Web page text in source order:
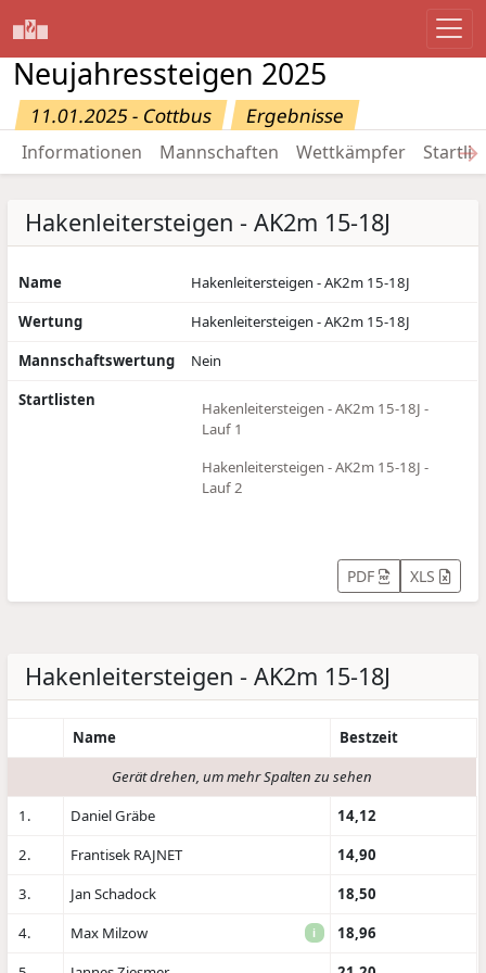
Neujahressteigen 2025
11.01.2025 - Cottbus Ergebnisse
Informationen Mannschaften Wettkämpfer →
Hakenleitersteigen - AK2m 15-18J
Name
Hakenleitersteigen - AK2m 15-18J
Wertung
Hakenleitersteigen - AK2m 15-18J
Mannschaftswertung
Nein
Startlisten
Hakenleitersteigen - AK2m 15-18J -
Lauf 1
Hakenleitersteigen - AK2m 15-18J -
Lauf 2
PDF XLS
Hakenleitersteigen - AK2m 15-18J
Name
Bestzeit
Gerät drehen, um mehr Spalten zu sehen
1.
Daniel Gräbe
14,12
2.
Frantisek RAJNET
14,90
3.
Jan Schadock
18,50
4.
Max Milzow i
18,96